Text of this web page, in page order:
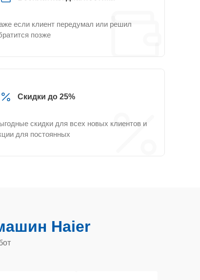
если клиент передумал или решил
позже
Скидки до 25%
скидки для всех новых клиентов и
для постоянных
Haier